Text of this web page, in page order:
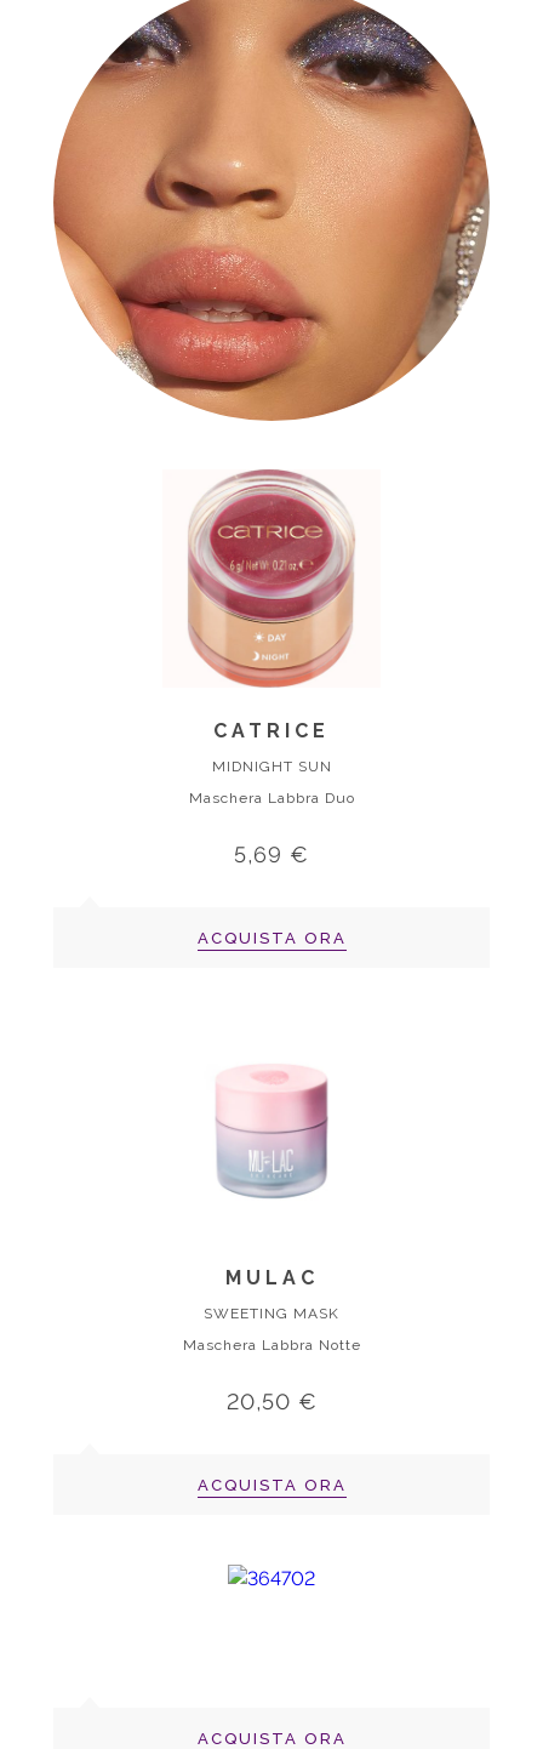
CATRICE
MIDNIGHT SUN
Maschera Labbra Duo
5,69 €
ACQUISTA ORA
MULAC
SWEETING MASK
Maschera Labbra Notte
20,50 €
ACQUISTA ORA
ACQUISTA ORA